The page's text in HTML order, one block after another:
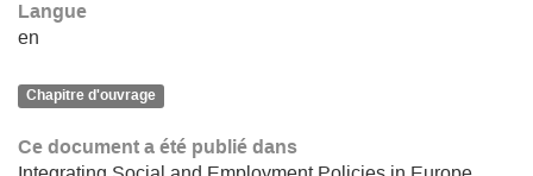
Langue
en
Chapitre d'ouvrage
Ce document a été publié dans